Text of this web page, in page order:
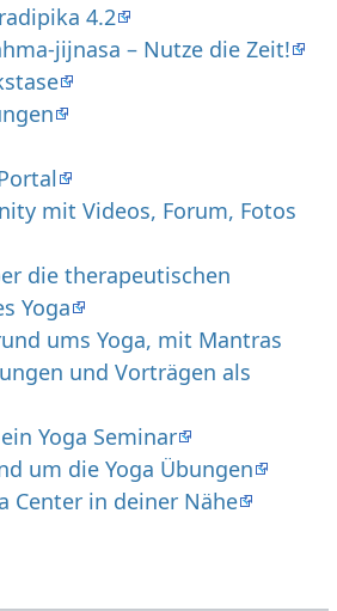
4.2
jijnasa – Nutze die Zeit!
mit Videos, Forum, Fotos
die therapeutischen
Yoga
ums Yoga, mit Mantras
und Vorträgen als
Yoga Seminar
um die Yoga Übungen
Center in deiner Nähe